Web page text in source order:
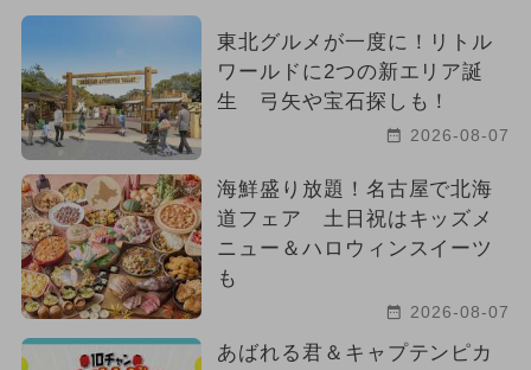
東北グルメが一度に！リトル
ワールドに2つの新エリア誕
生 弓矢や宝石探しも！
2026-08-07
海鮮盛り放題！名古屋で北海
道フェア 土日祝はキッズメ
ニュー＆ハロウィンスイーツ
も
2026-08-07
あばれる君＆キャプテンピカ